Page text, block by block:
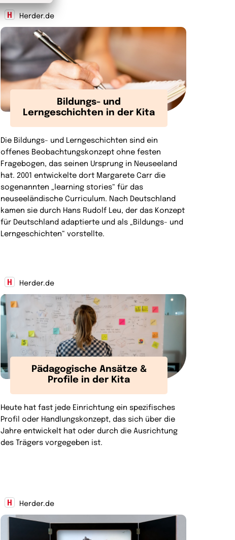
Herder.de
Bildungs- und
Lerngeschichten in der Kita
Die Bildungs- und Lerngeschichten sind ein
offenes Beobachtungskonzept ohne festen
Fragebogen, das seinen Ursprung in Neuseeland
hat. 2001 entwickelte dort Margarete Carr die
sogenannten „learning stories“ für das
neuseeländische Curriculum. Nach Deutschland
kamen sie durch Hans Rudolf Leu, der das Konzept
für Deutschland adaptierte und als „Bildungs- und
Lerngeschichten“ vorstellte.
Herder.de
Pädagogische Ansätze &
Profile in der Kita
Heute hat fast jede Einrichtung ein spezifisches
Profil oder Handlungskonzept, das sich über die
Jahre entwickelt hat oder durch die Ausrichtung
des Trägers vorgegeben ist.
Herder.de